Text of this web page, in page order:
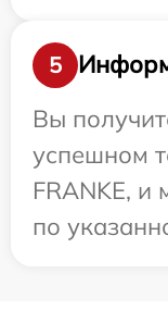
5
Вы
успешном
FRANKE, и
по